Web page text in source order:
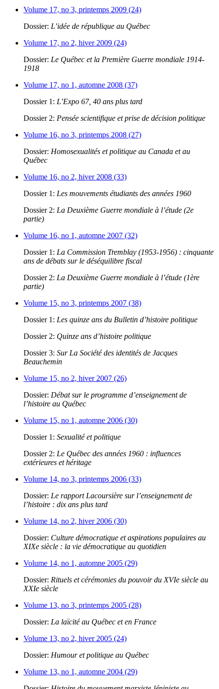
Volume 17, no 3, printemps 2009 (24)
Dossier: L’idée de république au Québec
Volume 17, no 2, hiver 2009 (24)
Dossier: Le Québec et la Première Guerre mondiale 1914-
1918
Volume 17, no 1, automne 2008 (37)
Dossier 1: L’Expo 67, 40 ans plus tard
Dossier 2: Pensée scientifique et prise de décision politique
Volume 16, no 3, printemps 2008 (27)
Dossier: Homosexualités et politique au Canada et au
Québec
Volume 16, no 2, hiver 2008 (33)
Dossier 1: Les mouvements étudiants des années 1960
Dossier 2: La Deuxième Guerre mondiale à l’étude (2e
partie)
Volume 16, no 1, automne 2007 (32)
Dossier 1: La Commission Tremblay (1953-1956) : cinquante
ans de débats sur le déséquilibre fiscal
Dossier 2: La Deuxième Guerre mondiale à l’étude (1ère
partie)
Volume 15, no 3, printemps 2007 (38)
Dossier 1: Les quinze ans du Bulletin d’histoire politique
Dossier 2: Quinze ans d’histoire politique
Dossier 3: Sur La Société des identités de Jacques
Beauchemin
Volume 15, no 2, hiver 2007 (26)
Dossier: Débat sur le programme d’enseignement de
l’histoire au Québec
Volume 15, no 1, automne 2006 (30)
Dossier 1: Sexualité et politique
Dossier 2: Le Québec des années 1960 : influences
extérieures et héritage
Volume 14, no 3, printemps 2006 (33)
Dossier: Le rapport Lacoursière sur l’enseignement de
l’histoire : dix ans plus tard
Volume 14, no 2, hiver 2006 (30)
Dossier: Culture démocratique et aspirations populaires au
XIXe siècle : la vie démocratique au quotidien
Volume 14, no 1, automne 2005 (29)
Dossier: Rituels et cérémonies du pouvoir du XVIe siècle au
XXIe siècle
Volume 13, no 3, printemps 2005 (28)
Dossier: La laïcité au Québec et en France
Volume 13, no 2, hiver 2005 (24)
Dossier: Humour et politique au Québec
Volume 13, no 1, automne 2004 (29)